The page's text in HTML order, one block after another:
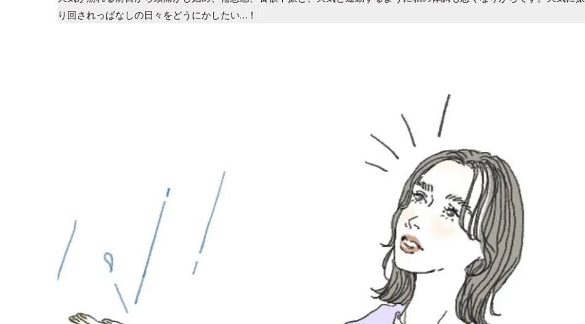
り回されっぱなしの日々をどうにかしたい…！